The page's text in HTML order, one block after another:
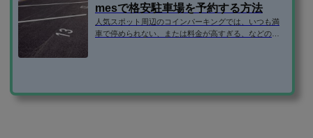
mesで格安駐車場を予約する方法
人気スポット周辺のコインパーキングでは、いつも満
車で停められない、または料金が高すぎる、などの問
方を紹介します！ 登録方法 格安駐車場予約サイトで